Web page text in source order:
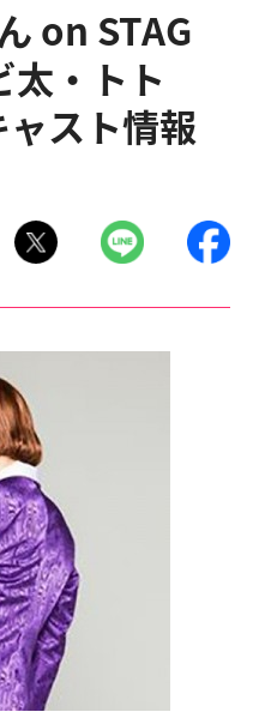
on STAG
太・トト
スト情報